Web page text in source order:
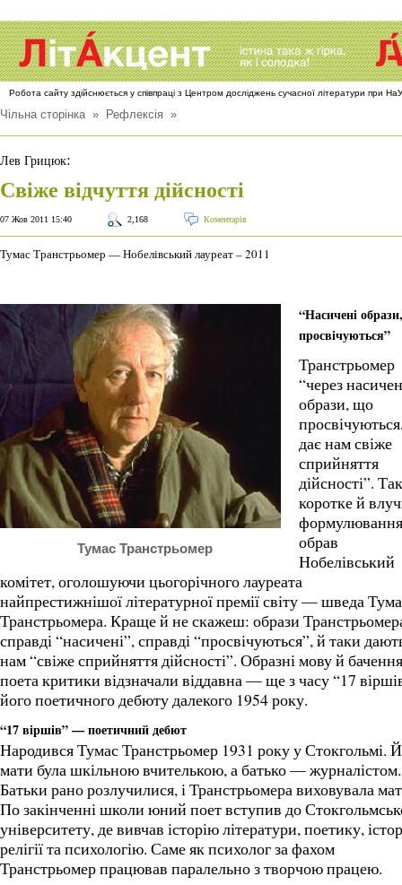
Робота сайту здійснюється у співпраці з Центром досліджень сучасної літератури при
Чільна сторінка» Рефлексія »
Лев Грицюк:
Свіже відчуття дійсності
07 Жов 2011 15:40 2,168 Коментарів
Тумас Транстрьомер — Нобелівський лауреат – 2011
Тумас Транстрьомер
“Насичені
просвічуються”
Транстрьомер
“через
образи, що
дає нам свіже
сприйняття
дійсності”.
коротке й
формулювання
обрав
Нобелівський
комітет, оголошуючи цьогорічного лауреата
найпрестижнішої літературної премії світу — шведа
Транстрьомера. Краще й не скажеш: образи
справді “насичені”, справді “просвічуються”, й таки
нам “свіже сприйняття дійсності”. Образні мову й бачення
поета критики відзначали віддавна — ще з часу “17
його поетичного дебюту далекого 1954 року.
“17 віршів” — поетичний дебют
Народився Тумас Транстрьомер 1931 року у Стокгольмі.
мати була шкільною вчителькою, а батько — журналістом.
Батьки рано розлучилися, і Транстрьомера виховувала
По закінченні школи юний поет вступив до
університету, де вивчав історію літератури, поетику,
релігії та психологію. Саме як психолог за фахом
Транстрьомер працював паралельно з творчою працею.